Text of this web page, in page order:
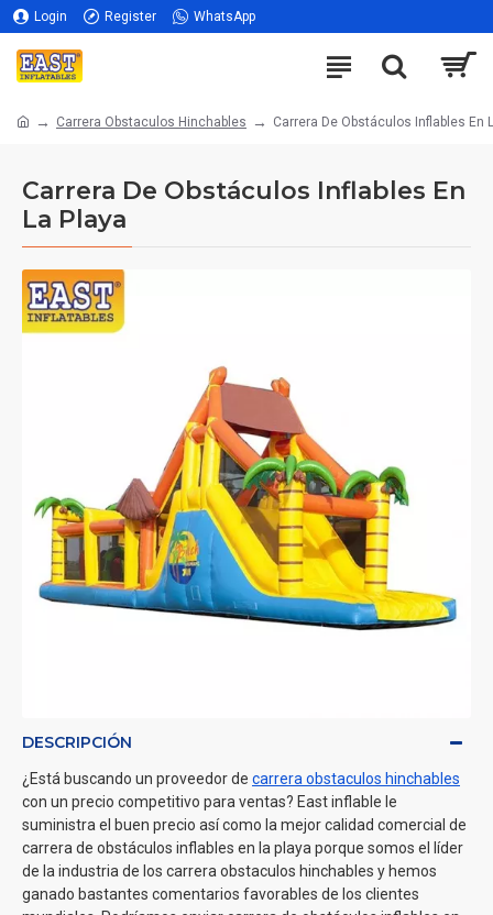
Login Register WhatsApp
Carrera Obstaculos Hinchables Carrera De Obstáculos Inflables En
Carrera De Obstáculos Inflables En
La Playa
DESCRIPCIÓN
¿Está buscando un proveedor de carrera obstaculos hinchables
con un precio competitivo para ventas? East inflable le
suministra el buen precio así como la mejor calidad comercial de
carrera de obstáculos inflables en la playa porque somos el líder
de la industria de los carrera obstaculos hinchables y hemos
ganado bastantes comentarios favorables de los clientes